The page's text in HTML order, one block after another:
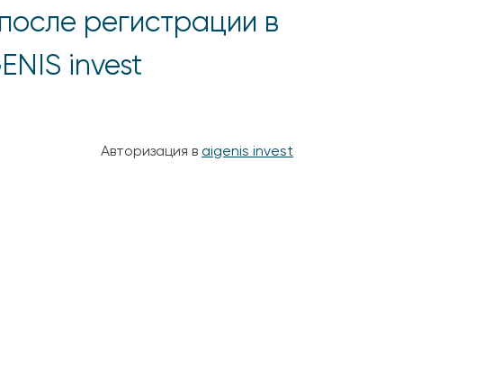
регистрации в
invest
Авторизация в aigenis invest